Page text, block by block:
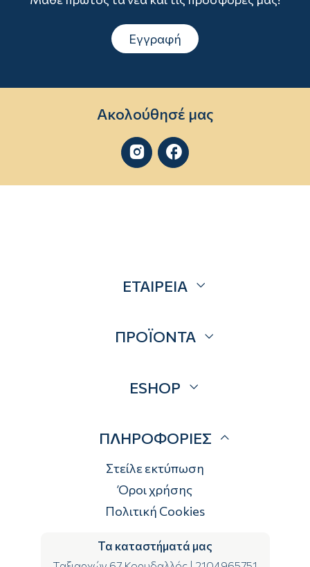
Εγγραφή
Ακολούθησέ μας
 
ΕΤΑΙΡΕΙΑ
Επικοινωνία
ΠΡΟΪΟΝΤΑ
Brands
ESHOP
Τρόποι αποστολής
Τρόποι πληρωμής
Επιστροφές
ΠΛΗΡΟΦΟΡΙΕΣ
Στείλε εκτύπωση
Όροι χρήσης
Πολιτική Cookies
Τα καταστήματά μας